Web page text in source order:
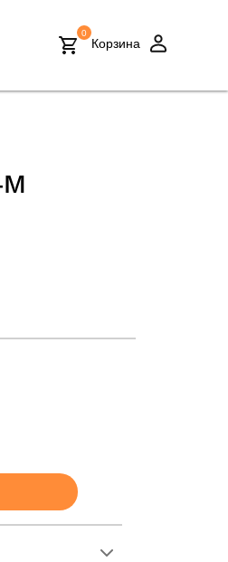
0
Корзина